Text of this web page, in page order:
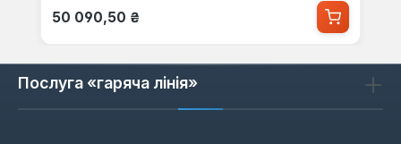
Звичайна ціна:
50 090,50 ₴
Послуга «гаряча лінія»